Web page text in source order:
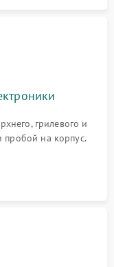
грилевого и
на корпус.
температуры,
конвекции.